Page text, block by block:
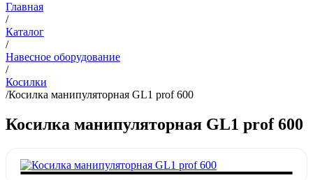
Главная
/
Каталог
/
Навесное оборудование
/
Косилки
/Косилка манипуляторная GL1 prof 600
Косилка манипуляторная GL1 prof 600